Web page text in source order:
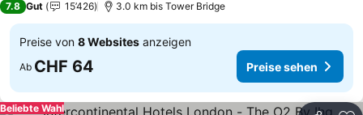
7.8 Gut 15’426 3.0 km bis Tower Bridge
Preise von 8 Websites anzeigen
Ab CHF 64 Preise sehen
Beliebte Wahl